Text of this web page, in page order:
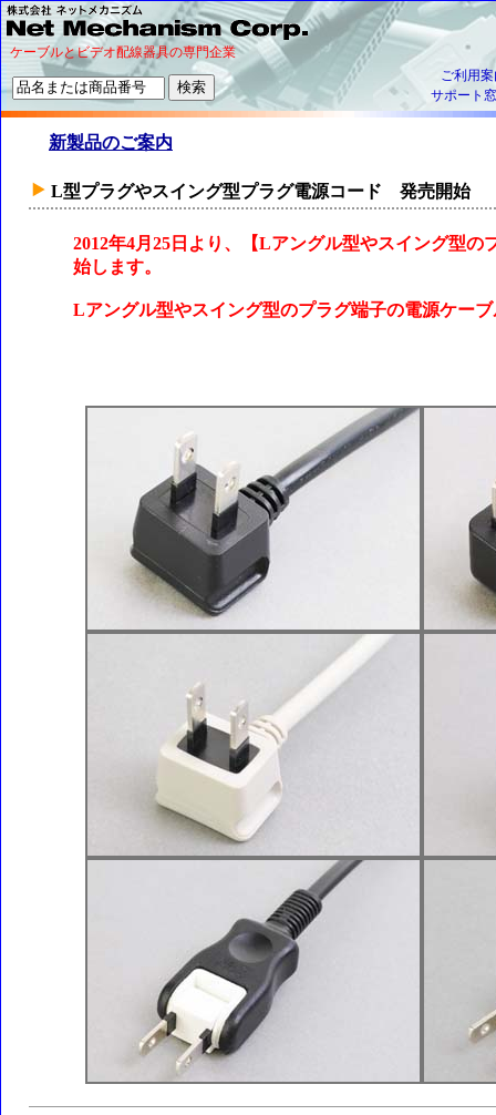
ケーブルとビデオ配線器具の専門企業
ご利用
サポート
新製品のご案内
L型プラグやスイング型プラグ電源コード 発売開始
2012年4月25日より、【Lアングル型やスイング型
始します。
Lアングル型やスイング型のプラグ端子の電源ケー